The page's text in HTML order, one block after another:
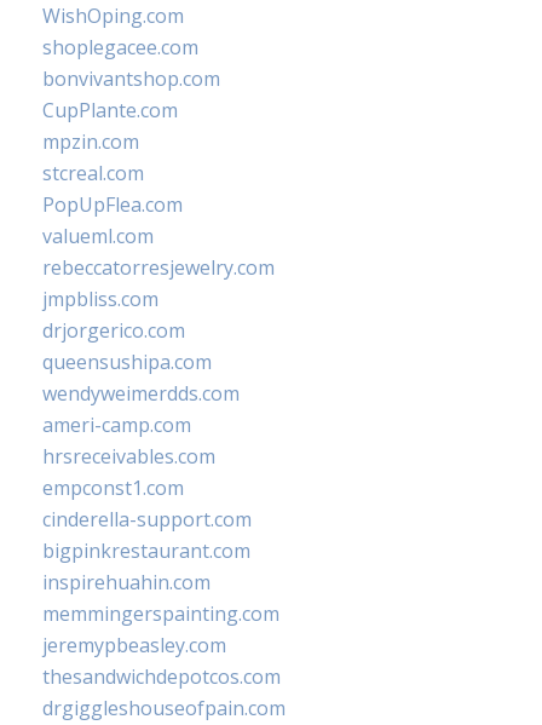
WishOping.com
shoplegacee.com
bonvivantshop.com
CupPlante.com
mpzin.com
stcreal.com
PopUpFlea.com
valueml.com
rebeccatorresjewelry.com
jmpbliss.com
drjorgerico.com
queensushipa.com
wendyweimerdds.com
ameri-camp.com
hrsreceivables.com
empconst1.com
cinderella-support.com
bigpinkrestaurant.com
inspirehuahin.com
memmingerspainting.com
jeremypbeasley.com
thesandwichdepotcos.com
drgiggleshouseofpain.com